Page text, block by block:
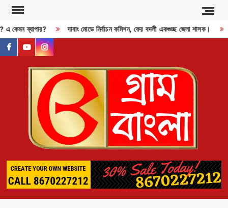
Skip
content
এ কেমন ব্যাপার? দাবাং মোডে নির্বাচন কমিশন, ফের বদলী একগুচ্ছ জেলা শাসক।
facebook
youtubeinstagram